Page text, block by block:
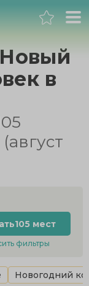
в
105 мест
фильтры
Новогодний